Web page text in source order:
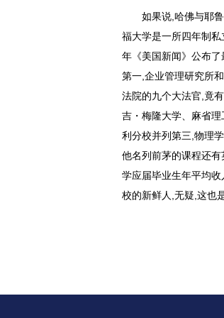
如果说,哈佛与耶
福大学是一所四年制
年《美国新闻》公布
第一,企业管理研究所
法院的九个大法官,竟
吉・梅隆大学、麻省
利分校并列第三,物理
他名列前茅的课程还
学应届毕业生年平均
校的新鲜人,无疑,这也